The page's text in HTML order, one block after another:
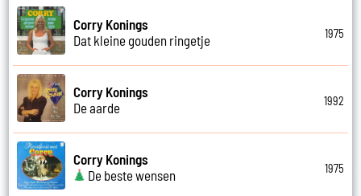
Corry Konings
Dat kleine gouden ringetje
1975
Corry Konings
De aarde
1992
Corry Konings
De beste wensen
1975